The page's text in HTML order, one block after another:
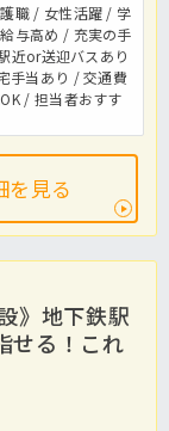
職 / 女性活躍 / 学
与高め / 充実の手
近or送迎バスあり
手当あり / 交通費
/ 担当者おすす
を見る
》地下鉄駅
せる！これ